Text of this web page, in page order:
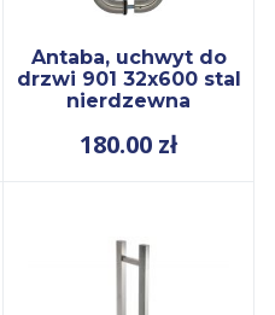
Antaba, uchwyt do
drzwi 901 32x600 stal
nierdzewna
180.00 zł